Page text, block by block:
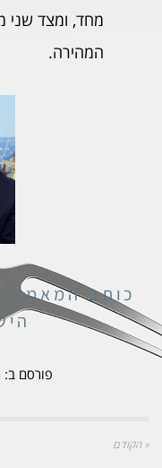
מחד, ומצד שני
המהירה.
כותב המאמר:
פורסם ב:
« הקודם